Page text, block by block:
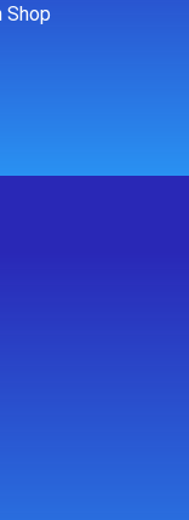
Shop